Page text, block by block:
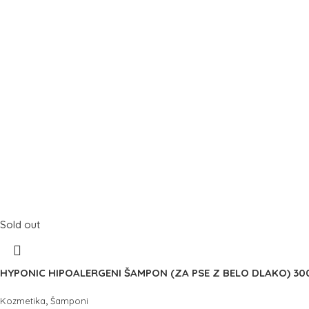
Sold out
HYPONIC HIPOALERGENI ŠAMPON (ZA PSE Z BELO DLAKO)
Kozmetika Šamponi